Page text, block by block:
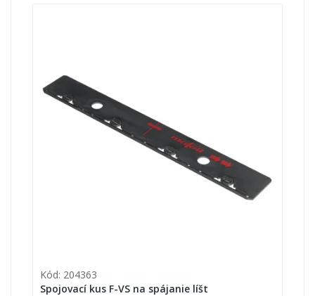
Kód: 204363
Spojovací kus F-VS na spájanie líšt